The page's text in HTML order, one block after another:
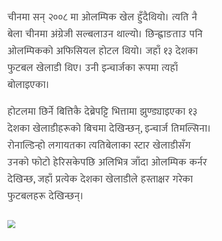
चीनमा सन् २००८ मा ओलम्पिक खेल हुँदैथियो। त्यति नै
बेला चीनमा अंग्रेजी सल्बलाउन थाल्यो। छिन्ह्वाङताउ पनि
ओलम्पिकको अफिसियल होटल थियो। जहाँ १३ देशका
फुटबल खेलाडी थिए। उनी इन्चार्जका रूपमा त्यहाँ
बोलाइएका।
होटलमा छिर्ने बित्तिकै देब्रेपट्टि भित्तामा झुण्ड्याइएका १३
देशका खेलाडीहरूको बिचमा देखिन्छन्, इन्चार्ज तिमल्सिना।
रोनाल्डिन्हो लगायतका त्यतिबेलाका स्टार खेलाडीसँग
उनको फोटो हेरिसकेपछि अलिभित्र जाँदा ओलम्पिक कर्नर
देखिन्छ, जहाँ प्रत्येक देशका खेलाडीले हस्ताक्षर गरेका
फुटबलहरू देखिन्छन्।